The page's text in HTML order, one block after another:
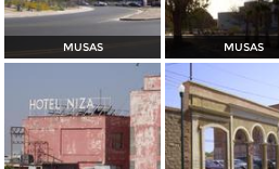
MUSAS MUSAS